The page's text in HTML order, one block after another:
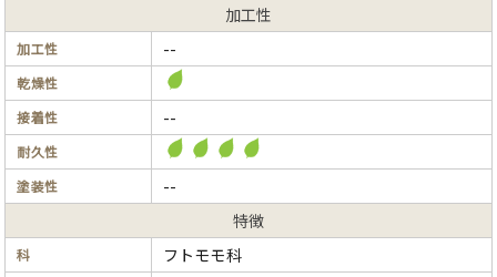
加工性
加工性 --
乾燥性
接着性
--
耐久性
塗装性
--
特徴
科 フトモモ科